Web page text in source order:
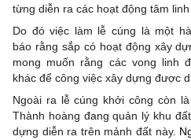
từng diễn ra các hoạt động tâm linh
Do đó việc làm lễ cúng là một
báo rằng sắp có hoạt động xây
mong muốn rằng các vong linh
khác để công việc xây dựng được
Ngoài ra lễ cúng khởi công còn
Thành hoàng đang quản lý khu
dựng diễn ra trên mảnh đất này.